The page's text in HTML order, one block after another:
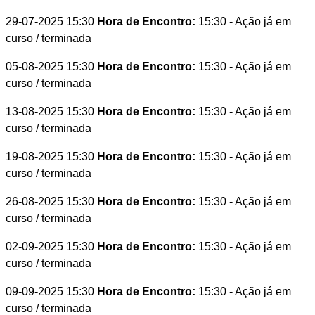
29-07-2025 15:30 Hora de Encontro: 15:30 - Ação já em
curso / terminada
05-08-2025 15:30 Hora de Encontro: 15:30 - Ação já em
curso / terminada
13-08-2025 15:30 Hora de Encontro: 15:30 - Ação já em
curso / terminada
19-08-2025 15:30 Hora de Encontro: 15:30 - Ação já em
curso / terminada
26-08-2025 15:30 Hora de Encontro: 15:30 - Ação já em
curso / terminada
02-09-2025 15:30 Hora de Encontro: 15:30 - Ação já em
curso / terminada
09-09-2025 15:30 Hora de Encontro: 15:30 - Ação já em
curso / terminada